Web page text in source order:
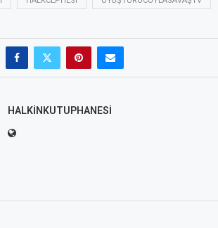
HALKINKUTUPHANESI